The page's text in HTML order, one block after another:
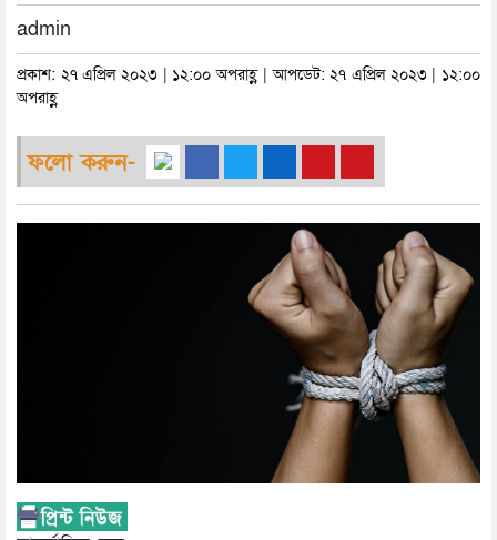
admin
প্রকাশ: ২৭ এপ্রিল ২০২৩ | ১২:০০ অপরাহ্ণ | আপডেট: ২৭ এপ্রিল ২০২৩ | ১২:০০
অপরাহ্ণ
ফলো করুন-